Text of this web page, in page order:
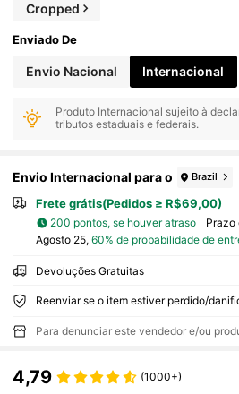
Cropped
Enviado De
Envio Nacional Internacional
Produto Internacional sujeito à
tributos estaduais e federais.
Envio Internacional para o Brazil
Frete grátis(Pedidos ≥ R$69,00)
200 pontos, se houver atraso Prazo
Agosto 25, 60% de probabilidade de
Devoluções Gratuitas
Para denunciar este vendedor e/ou
4,79 (1000+)